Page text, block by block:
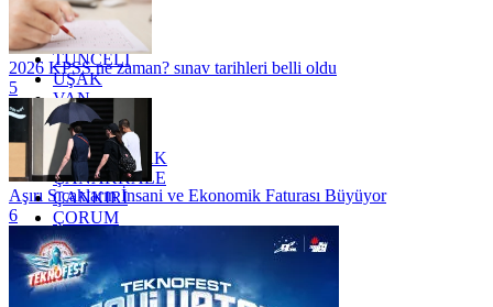
TOKAT
TRABZON
TUNCELİ
UŞAK
VAN
YALOVA
YOZGAT
ZONGULDAK
ÇANAKKALE
ÇANKIRI
ÇORUM
İSTANBUL
İZMİR
ŞANLIURFA
ŞIRNAK
2026 KPSS ne zaman? sınav tarihleri belli oldu
5
Aşırı Sıcakların İnsani ve Ekonomik Faturası Büyüyor
6